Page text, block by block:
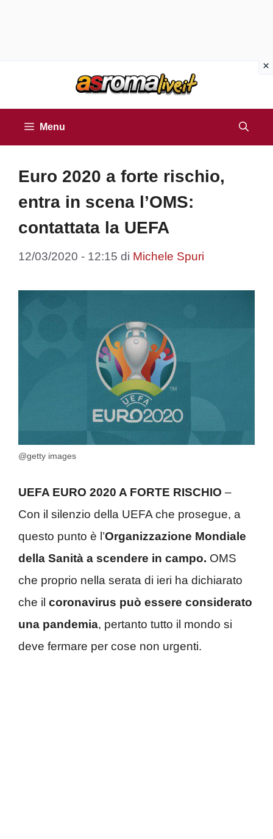
Menu
Euro 2020 a forte rischio,
entra in scena l’OMS:
contattata la UEFA
12/03/2020 - 12:15 di Michele Spuri
@getty images
UEFA EURO 2020 A FORTE RISCHIO –
Con il silenzio della UEFA che prosegue, a
questo punto è l’Organizzazione Mondiale
della Sanità a scendere in campo. OMS
che proprio nella serata di ieri ha dichiarato
che il coronavirus può essere considerato
una pandemia, pertanto tutto il mondo si
deve fermare per cose non urgenti.